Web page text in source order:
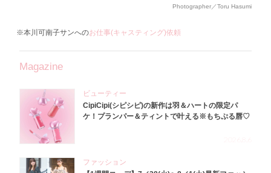
Photographer／Toru Hasumi
※本川可南子サンへのお仕事(キャスティング)依頼
Magazine
ビューティー
CipiCipi(シピシピ)の新作は羽＆ハートの限定パ
ケ！プランパー＆ティントで叶える※もちぷる唇♡
ファッション